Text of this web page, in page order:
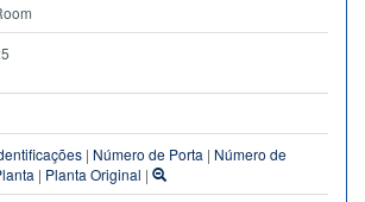
| Número de Porta | Número de
| Planta Original |